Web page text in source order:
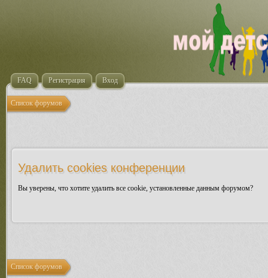
FAQ Регистрация Вход
Список форумов
Удалить cookies конференции
Вы уверены, что хотите удалить все cookie, установленные данным форумом?
Список форумов